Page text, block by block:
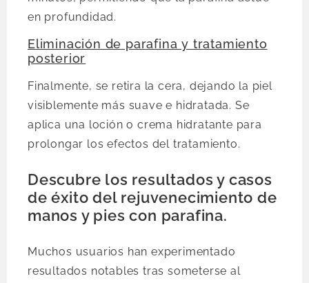
en profundidad.
Eliminación de parafina y tratamiento
posterior
Finalmente, se retira la cera, dejando la piel
visiblemente más suave e hidratada. Se
aplica una loción o crema hidratante para
prolongar los efectos del tratamiento.
Descubre los resultados y casos
de éxito del rejuvenecimiento de
manos y pies con parafina.
Muchos usuarios han experimentado
resultados notables tras someterse al